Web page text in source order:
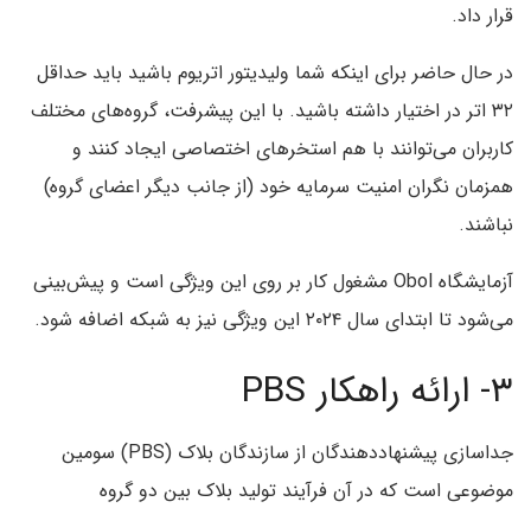
قرار داد.
در حال حاضر برای اینکه شما ولیدیتور اتریوم باشید باید حداقل
۳۲ اتر در اختیار داشته باشید. با این پیشرفت، گروه‌های مختلف
کاربران می‌توانند با هم استخرهای اختصاصی ایجاد کنند و
همزمان نگران امنیت سرمایه خود (از جانب دیگر اعضای گروه)
نباشند.
آزمایشگاه Obol مشغول کار بر روی این ویژگی است و پیش‌بینی
می‌شود تا ابتدای سال ۲۰۲۴ این ویژگی نیز به شبکه اضافه شود.
۳- ارائه راهکار PBS
جداسازی پیشنهاد‌دهندگان از سازندگان بلاک (PBS) سومین
موضوعی است که در آن فرآیند تولید بلاک بین دو گروه